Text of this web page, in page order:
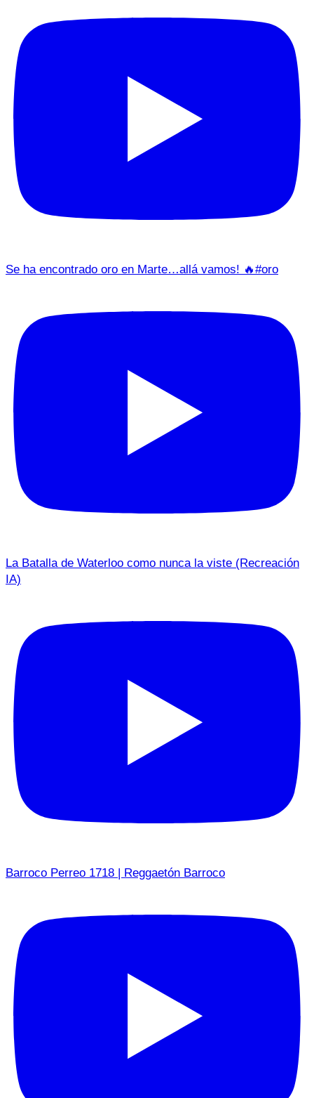
Se ha encontrado oro en Marte…allá vamos! 🔥#oro
La Batalla de Waterloo como nunca la viste (Recreación
IA)
Barroco Perreo 1718 | Reggaetón Barroco